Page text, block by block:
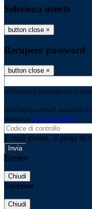
Seleziona utente
button close ×
Recupero password
button close ×
all'indirizzo indicato con le
Non hai una e-mail associata
tramite la Login Spaggiari
E-mail inviata, si prega di
Errore
Chiudi
Successo
Chiudi